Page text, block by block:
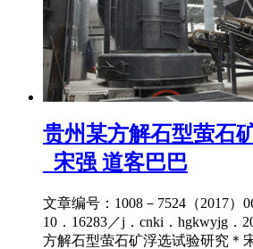
贵州某方解石型萤石
_宋强 道客巴巴
文章编号：1008－7524（2017）
10．16283／j．cnki．hgkwyjg．
方解石型萤石矿浮选试验研究＊